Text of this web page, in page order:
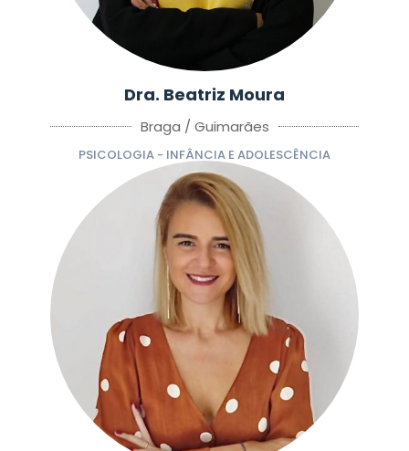
Dra. Beatriz Moura
Braga / Guimarães
PSICOLOGIA - INFÂNCIA E ADOLESCÊNCIA